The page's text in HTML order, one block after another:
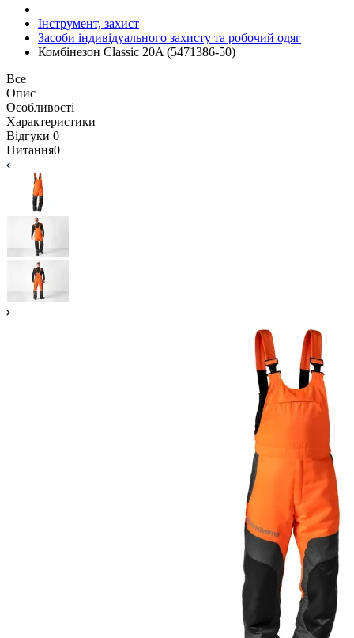
Інструмент, захист
Засоби індивідуального захисту та робочий одяг
Комбінезон Classic 20A (5471386-50)
Все
Опис
Особливості
Характеристики
Відгуки 0
Питання0